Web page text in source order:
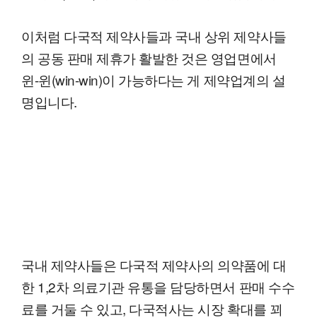
이처럼 다국적 제약사들과 국내 상위 제약사들
의 공동 판매 제휴가 활발한 것은 영업면에서
윈-윈(win-win)이 가능하다는 게 제약업계의 설
명입니다.
국내 제약사들은 다국적 제약사의 의약품에 대
한 1,2차 의료기관 유통을 담당하면서 판매 수수
료를 거둘 수 있고, 다국적사는 시장 확대를 꾀